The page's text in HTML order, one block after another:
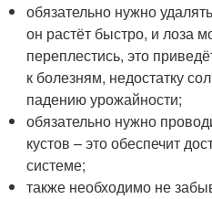
обязательно нужно
он растёт быстро, и лоза
переплестись, это
к болезням, недостатку
падению урожайности;
обязательно нужно
кустов – это обеспечит
системе;
также необходимо не